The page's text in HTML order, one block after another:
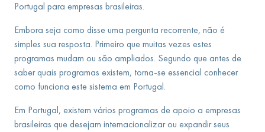
Portugal para empresas brasileiras.
Embora seja como disse uma pergunta recorrente, não é
simples sua resposta. Primeiro que muitas vezes estes
programas mudam ou são ampliados. Segundo que antes de
saber quais programas existem, torna-se essencial conhecer
como funciona este sistema em Portugal.
Em Portugal, existem vários programas de apoio a empresas
brasileiras que desejam internacionalizar ou expandir seus